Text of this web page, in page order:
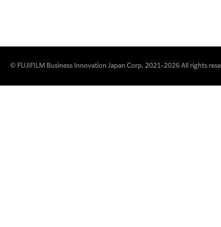
© FUJIFILM Business Innovation Japan Corp. 2021-2026 All rights